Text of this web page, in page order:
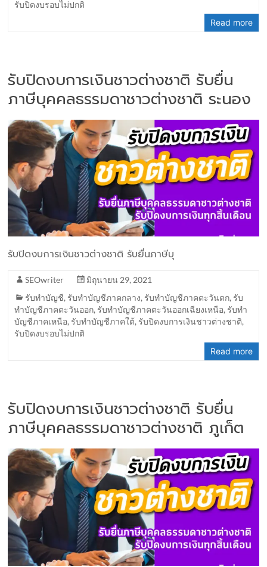
รับปิดงบรอบไม่ปกติ
Read more
รับปิดงบการเงินชาวต่างชาติ รับยื่น
ภาษีบุคคลธรรมดาชาวต่างชาติ ระนอง
รับปิดงบการเงินชาวต่างชาติ รับยื่นภาษีบุ
SEOwriter
มิถุนายน 29, 2021
รับทำบัญชี, รับทำบัญชีภาคกลาง, รับทำบัญชีภาคตะวันตก, รับ
ทำบัญชีภาคตะวันออก, รับทำบัญชีภาคตะวันออกเฉียงเหนือ, รับทำ
บัญชีภาคเหนือ, รับทำบัญชีภาคใต้, รับปิดงบการเงินชาวต่างชาติ,
รับปิดงบรอบไม่ปกติ
Read more
รับปิดงบการเงินชาวต่างชาติ รับยื่น
ภาษีบุคคลธรรมดาชาวต่างชาติ ภูเก็ต